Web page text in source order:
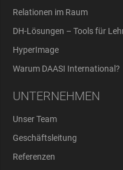
Relationen im Raum
DH-Lösungen – Tools für
HyperImage
Warum DAASI International?
UNTERNEHMEN
Unser Team
Geschäftsleitung
Referenzen